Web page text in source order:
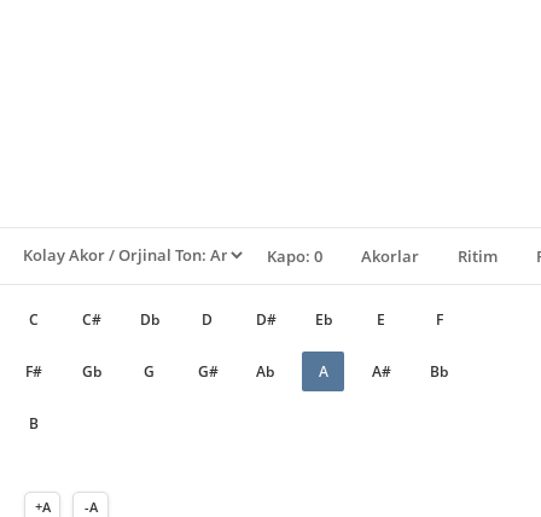
Kapo: 0 Akorlar Ritim
C C# Db D D# Eb E F
F# Gb G G# Ab A A# Bb
B
+A -A